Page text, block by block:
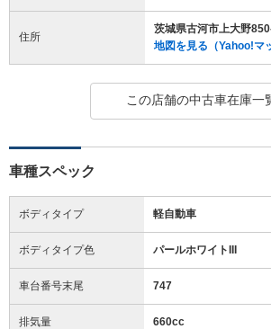
住所
茨城県古河市上大野
地図を見る（Yahoo!マ
この店舗の中古車在庫一
車種スペック
ボディタイプ 軽自動車
ボディタイプ色 パールホワイトIII
車台番号末尾 747
排気量 660cc